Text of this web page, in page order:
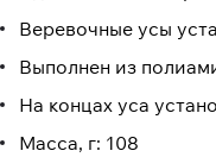
Веревочные усы
Выполнен из
На концах уса
Масса, г: 108